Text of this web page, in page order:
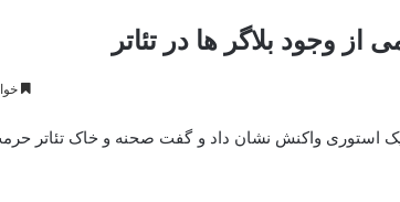
از وجود بلاگر ها در تئاتر
یک استوری واکنش نشان داد و گفت صحنه و خاک تئاتر